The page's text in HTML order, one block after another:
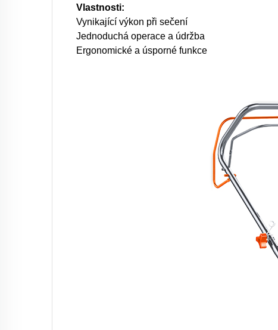
Vlastnosti:
Vynikající výkon při sečení
Jednoduchá operace a údržba
Ergonomické a úsporné funkce